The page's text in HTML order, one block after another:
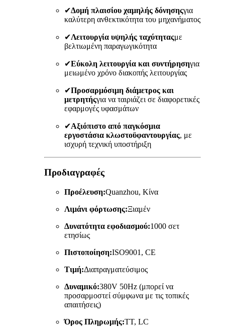
✔Δομή πλαισίου χαμηλής δόνησηςγια
καλύτερη ανθεκτικότητα του μηχανήματος
✔Λειτουργία υψηλής ταχύτηταςμε
βελτιωμένη παραγωγικότητα
✔Εύκολη λειτουργία και συντήρησηγια
μειωμένο χρόνο διακοπής λειτουργίας
✔Προσαρμόσιμη διάμετρος και
μετρητήςγια να ταιριάζει σε διαφορετικές
εφαρμογές υφασμάτων
✔Αξιόπιστο από παγκόσμια
εργοστάσια κλωστοϋφαντουργίας, με
ισχυρή τεχνική υποστήριξη
Προδιαγραφές
Προέλευση:Quanzhou, Κίνα
Λιμάνι φόρτωσης:Ξιαμέν
Δυνατότητα εφοδιασμού:1000 σετ
ετησίως
Πιστοποίηση:ISO9001, CE
Τιμή:Διαπραγματεύσιμος
Δυναμικό:380V 50Hz (μπορεί να
προσαρμοστεί σύμφωνα με τις τοπικές
απαιτήσεις)
Όρος Πληρωμής:ΤΤ, LC